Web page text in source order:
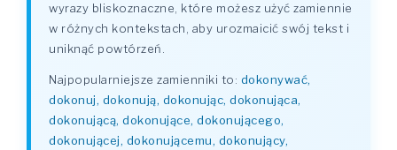
wyrazy bliskoznaczne, które możesz użyć zamiennie
w różnych kontekstach, aby urozmaicić swój tekst i
uniknąć powtórzeń.
Najpopularniejsze zamienniki to: dokonywać,
dokonuj, dokonują, dokonując, dokonująca,
dokonującą, dokonujące, dokonującego,
dokonującej, dokonującemu, dokonujący,